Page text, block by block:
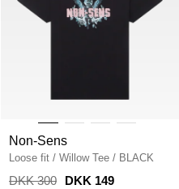
Non-Sens
Loose fit / Willow Tee / BLACK
DKK 300 DKK 149